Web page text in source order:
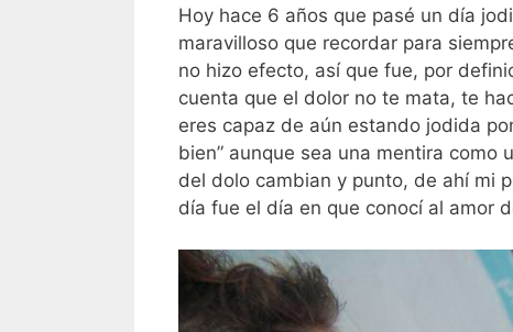
Hoy hace 6 años que pasé un día
maravilloso que recordar para
no hizo efecto, así que fue, por
cuenta que el dolor no te mata, te
eres capaz de aún estando jodida
bien” aunque sea una mentira como
del dolo cambian y punto, de ahí mi
día fue el día en que conocí al amor